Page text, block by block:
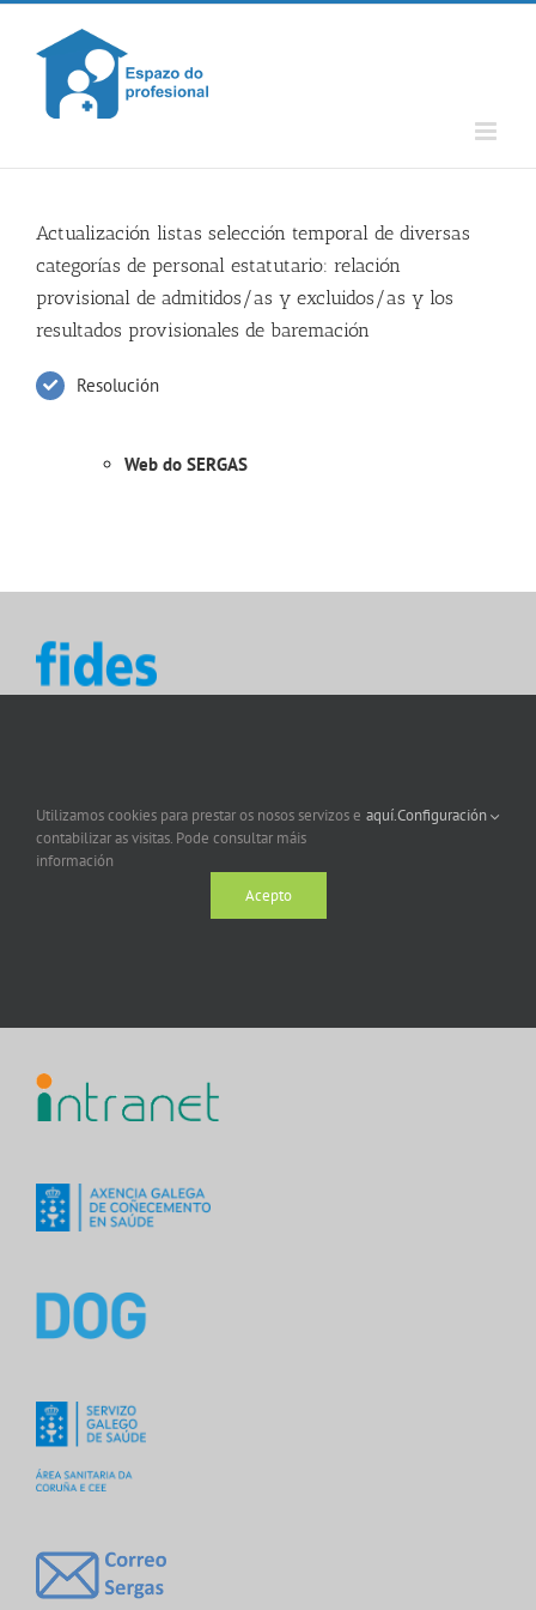
Skip
content
Actualización listas selección temporal de diversas
categorías de personal estatutario: relación
provisional de admitidos/as y excluidos/as y los
resultados provisionales de baremación
Resolución
Web do SERGAS
Utilizamos cookies para prestar os nosos servizos e
contabilizar as visitas. Pode consultar máis
información
aquí.Configuración
Acepto